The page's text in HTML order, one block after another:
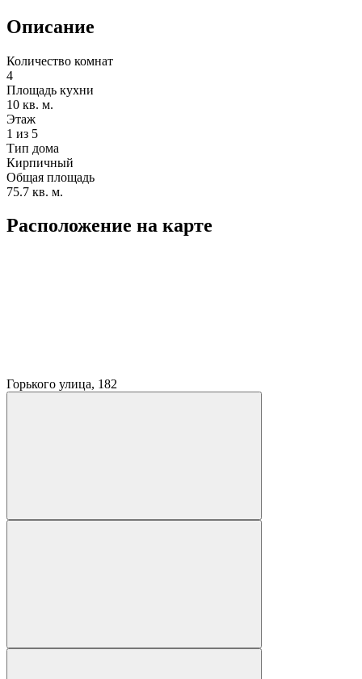
Описание
Количество комнат
4
Площадь кухни
10 кв. м.
Этаж
1 из 5
Тип дома
Кирпичный
Общая площадь
75.7 кв. м.
Расположение на карте
Горького улица, 182